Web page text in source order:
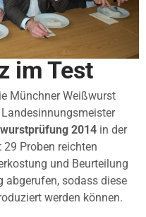
im Test
Münchner Weißwurst
2014 in der
Proben reichten
und Beurteilung
abgerufen, sodass diese
werden können.